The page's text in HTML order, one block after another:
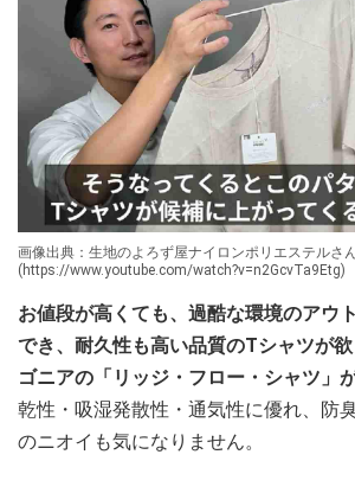
画像出典：生地のよろず屋ナイロンポリエステルさ
(https://www.youtube.com/watch?v=n2GcvTa9Etg)
お値段が高くても、過酷な環境のアウ
でき、耐久性も高い品質のTシャツが
ゴニアの「リッジ・フロー・シャツ」
乾性・吸湿発散性・通気性に優れ、防
のニオイも気になりません。